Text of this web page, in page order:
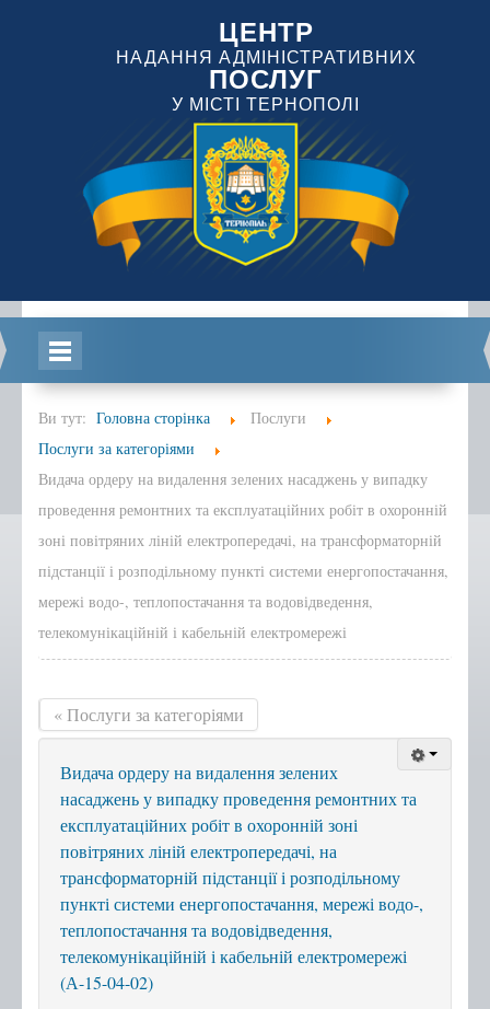
ЦЕНТР
НАДАННЯ АДМІНІСТРАТИВНИХ
ПОСЛУГ
У МІСТІ ТЕРНОПОЛІ
Головна
Інформація
Положення, Регламент
Структура
Графік роботи
Новини центру
Сертифікати
с.Курівці
с. Іванківці
с. Чернихів
с. Кобзарівка
с. Городище
Ви тут: Головна сторінка
Послуги
Послуги за категоріями
Видача ордеру на видалення зелених насаджень у випадку
проведення ремонтних та експлуатаційних робіт в охоронній
зоні повітряних ліній електропередачі, на трансформаторній
підстанції і розподільному пункті системи енергопостачання,
мережі водо-, теплопостачання та водовідведення,
телекомунікаційній і кабельній електромережі
« Послуги за категоріями
Видача ордеру на видалення зелених
насаджень у випадку проведення ремонтних та
експлуатаційних робіт в охоронній зоні
повітряних ліній електропередачі, на
трансформаторній підстанції і розподільному
пункті системи енергопостачання, мережі водо-,
теплопостачання та водовідведення,
телекомунікаційній і кабельній електромережі
(А-15-04-02)